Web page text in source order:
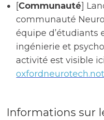
[Communauté]
communauté
équipe d’étudiants
ingénierie et
activité est visible
Informations sur